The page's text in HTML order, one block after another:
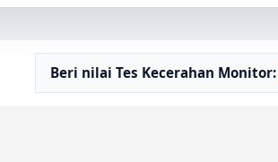
Beri nilai Tes Kecerahan Monitor: